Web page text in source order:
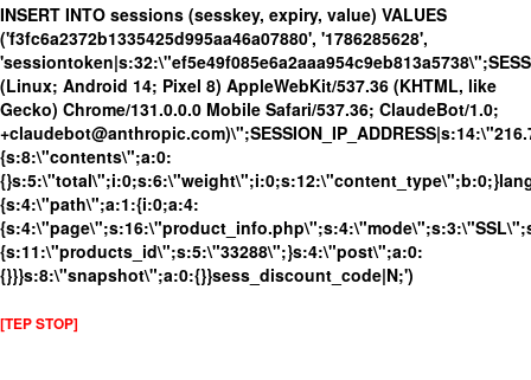
INSERT INTO sessions (sesskey, expiry, value) VALUES
('f3fc6a2372b1335425d995aa46a07880', '1786285628',
(Linux; Android 14; Pixel 8) AppleWebKit/537.36 (KHTML, like
Gecko) Chrome/131.0.0.0 Mobile Safari/537.36; ClaudeBot/1.0;
{s:8:\"contents\";a:0:
{s:4:\"path\";a:1:{i:0;a:4:
{s:11:\"products_id\";s:5:\"33288\";}s:4:\"post\";a:0:
{}}}s:8:\"snapshot\";a:0:{}}sess_discount_code|N;')
[TEP STOP]